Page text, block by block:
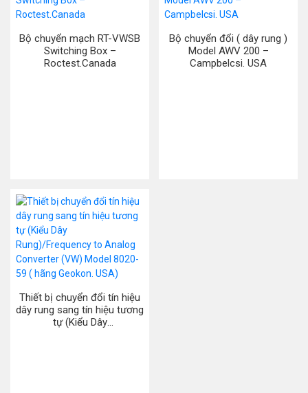
Bộ chuyển mạch RT-VWSB
Switching Box –
Roctest.Canada
Bộ chuyển đổi ( dây rung )
Model AWV 200 –
Campbelcsi. USA
Thiết bị chuyển đổi tín hiệu
dây rung sang tín hiệu tương
tự (Kiểu Dây